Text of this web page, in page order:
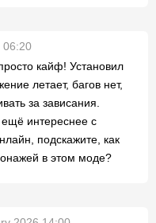
06:20
кайф! Установил
летает, багов нет,
за зависания.
интереснее с
подскажите, как
в этом моде?